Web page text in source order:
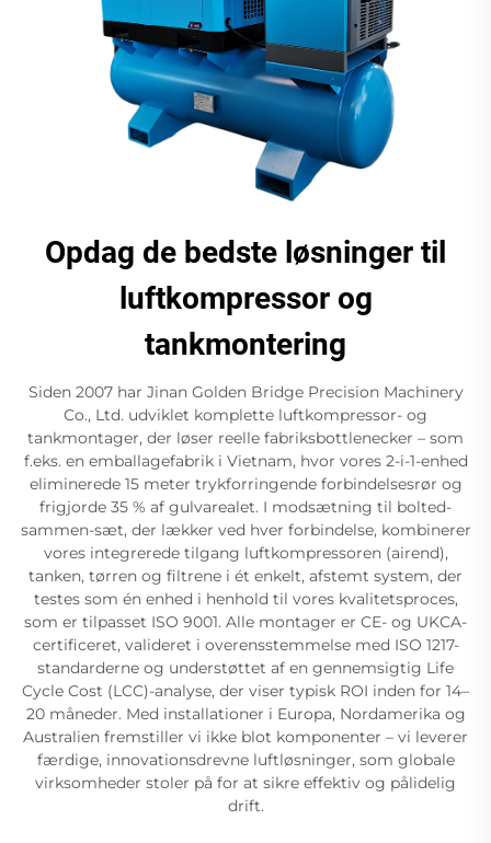
Opdag de bedste løsninger til
luftkompressor og
tankmontering
Siden 2007 har Jinan Golden Bridge Precision Machinery
Co., Ltd. udviklet komplette luftkompressor- og
tankmontager, der løser reelle fabriksbottlenecker – som
f.eks. en emballagefabrik i Vietnam, hvor vores 2-i-1-enhed
eliminerede 15 meter trykforringende forbindelsesrør og
frigjorde 35 % af gulvarealet. I modsætning til bolted-
sammen-sæt, der lækker ved hver forbindelse, kombinerer
vores integrerede tilgang luftkompressoren (airend),
tanken, tørren og filtrene i ét enkelt, afstemt system, der
testes som én enhed i henhold til vores kvalitetsproces,
som er tilpasset ISO 9001. Alle montager er CE- og UKCA-
certificeret, valideret i overensstemmelse med ISO 1217-
standarderne og understøttet af en gennemsigtig Life
Cycle Cost (LCC)-analyse, der viser typisk ROI inden for 14–
20 måneder. Med installationer i Europa, Nordamerika og
Australien fremstiller vi ikke blot komponenter – vi leverer
færdige, innovationsdrevne luftløsninger, som globale
virksomheder stoler på for at sikre effektiv og pålidelig
drift.